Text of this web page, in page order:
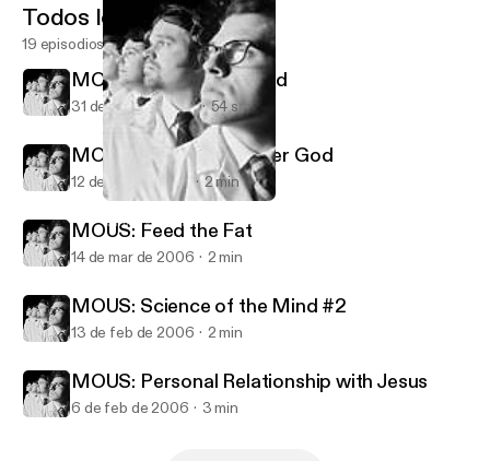
Ministry of Unknown Science
Todos los episodios
19 episodios
MOUS: Rabbi Hirschfeld
31 de may de 2006 54 s
MOUS: Gud - The Better God
12 de abr de 2006 2 min
MOUS: Feed the Fat
14 de mar de 2006 2 min
MOUS: Science of the Mind #2
13 de feb de 2006 2 min
MOUS: Personal Relationship with Jesus
6 de feb de 2006 3 min